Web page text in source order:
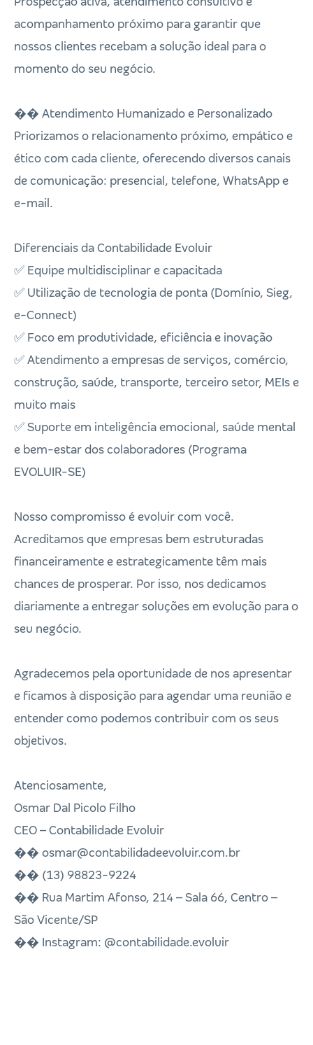
acompanhamento próximo para garantir que
nossos clientes recebam a solução ideal para o
momento do seu negócio.
�� Atendimento Humanizado e Personalizado
Priorizamos o relacionamento próximo, empático e
ético com cada cliente, oferecendo diversos canais
de comunicação: presencial, telefone, WhatsApp e
e-mail.
Diferenciais da Contabilidade Evoluir
✅ Equipe multidisciplinar e capacitada
✅ Utilização de tecnologia de ponta (Domínio, Sieg,
e-Connect)
✅ Foco em produtividade, eficiência e inovação
✅ Atendimento a empresas de serviços, comércio,
construção, saúde, transporte, terceiro setor, MEIs e
muito mais
✅ Suporte em inteligência emocional, saúde mental
e bem-estar dos colaboradores (Programa
EVOLUIR-SE)
Nosso compromisso é evoluir com você.
Acreditamos que empresas bem estruturadas
financeiramente e estrategicamente têm mais
chances de prosperar. Por isso, nos dedicamos
diariamente a entregar soluções em evolução para o
seu negócio.
Agradecemos pela oportunidade de nos apresentar
e ficamos à disposição para agendar uma reunião e
entender como podemos contribuir com os seus
objetivos.
Atenciosamente,
Osmar Dal Picolo Filho
CEO – Contabilidade Evoluir
�� osmar@contabilidadeevoluir.com.br
�� (13) 98823-9224
�� Rua Martim Afonso, 214 – Sala 66, Centro –
São Vicente/SP
�� Instagram: @contabilidade.evoluir